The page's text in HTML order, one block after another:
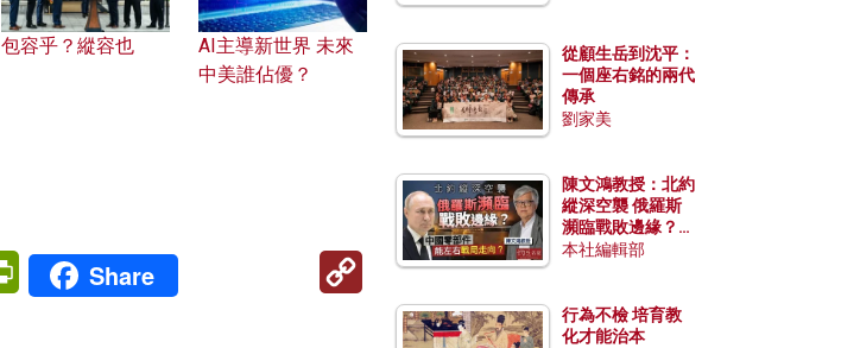
包容乎？縱容也
AI主導新世界 未來
中美誰佔優？
PrintFriendly
Share
Copy
從顧生岳到沈平：
一個座右銘的兩代
傳承
劉家美
陳文鴻教授：北約
縱深空襲 俄羅斯
瀕臨戰敗邊緣？中
國零部件能左右戰
本社編輯部
行為不檢 培育教
化才能治本